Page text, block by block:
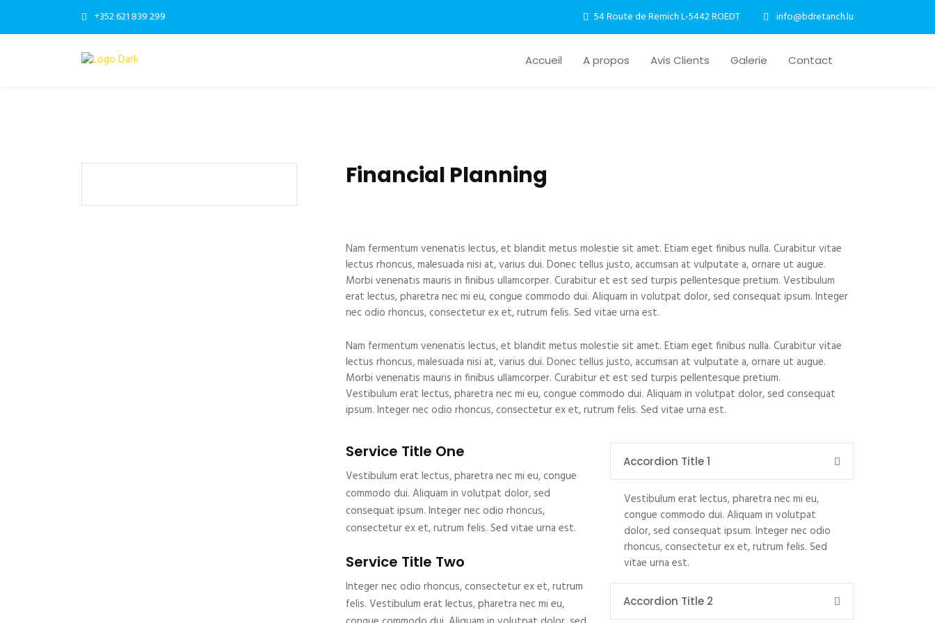
+352 621 839 299 54 Route de Remich L-5442 ROEDT info@bdretanch.lu
Accueil A propos Avis Clients Galerie Contact
Financial Planning
Nam fermentum venenatis lectus, et blandit metus molestie sit amet. Etiam eget finibus nulla. Curabitur vitae
lectus rhoncus, malesuada nisi at, varius dui. Donec tellus justo, accumsan at vulputate a, ornare ut augue.
Morbi venenatis mauris in finibus ullamcorper. Curabitur et est sed turpis pellentesque pretium. Vestibulum
erat lectus, pharetra nec mi eu, congue commodo dui. Aliquam in volutpat dolor, sed consequat ipsum. Integer
nec odio rhoncus, consectetur ex et, rutrum felis. Sed vitae urna est.
Nam fermentum venenatis lectus, et blandit metus molestie sit amet. Etiam eget finibus nulla. Curabitur vitae
lectus rhoncus, malesuada nisi at, varius dui. Donec tellus justo, accumsan at vulputate a, ornare ut augue.
Morbi venenatis mauris in finibus ullamcorper. Curabitur et est sed turpis pellentesque pretium.
Vestibulum erat lectus, pharetra nec mi eu, congue commodo dui. Aliquam in volutpat dolor, sed consequat
ipsum. Integer nec odio rhoncus, consectetur ex et, rutrum felis. Sed vitae urna est.
Service Title One
Vestibulum erat lectus, pharetra nec mi eu, congue
commodo dui. Aliquam in volutpat dolor, sed
consequat ipsum. Integer nec odio rhoncus,
consectetur ex et, rutrum felis. Sed vitae urna est.
Service Title Two
Integer nec odio rhoncus, consectetur ex et, rutrum
felis. Vestibulum erat lectus, pharetra nec mi eu,
Accordion Title 1
Vestibulum erat lectus, pharetra nec mi eu,
congue commodo dui. Aliquam in volutpat
dolor, sed consequat ipsum. Integer nec odio
rhoncus, consectetur ex et, rutrum felis. Sed
vitae urna est.
Accordion Title 2